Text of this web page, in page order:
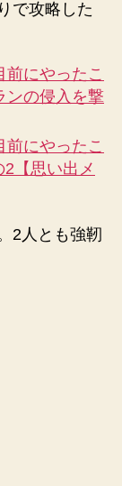
で攻略した
前にやったこ
ンの侵入を撃
前にやったこ
【思い出メ
2人とも強靭